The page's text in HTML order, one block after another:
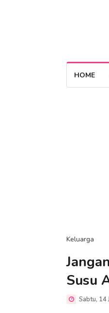
HOME
Keluarga
Susu
Sabtu, 14